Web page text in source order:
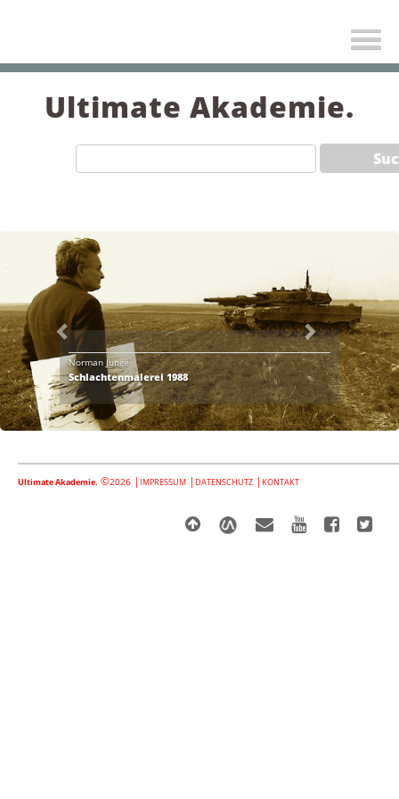
Ultimate Akademie.
Norman Junge
Schlachtenmalerei 1988
Previous
Ultimate Akademie. ©2026 | IMPRESSUM | DATENSCHUTZ | KONTAKT